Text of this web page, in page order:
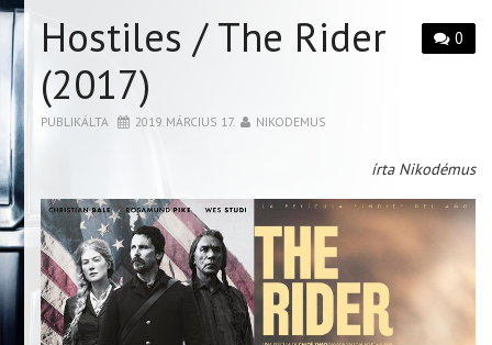
0
Hostiles / The Rider
(2017)
PUBLIKÁLTA 2019. MÁRCIUS 17. NIKODEMUS
írta Nikodémus